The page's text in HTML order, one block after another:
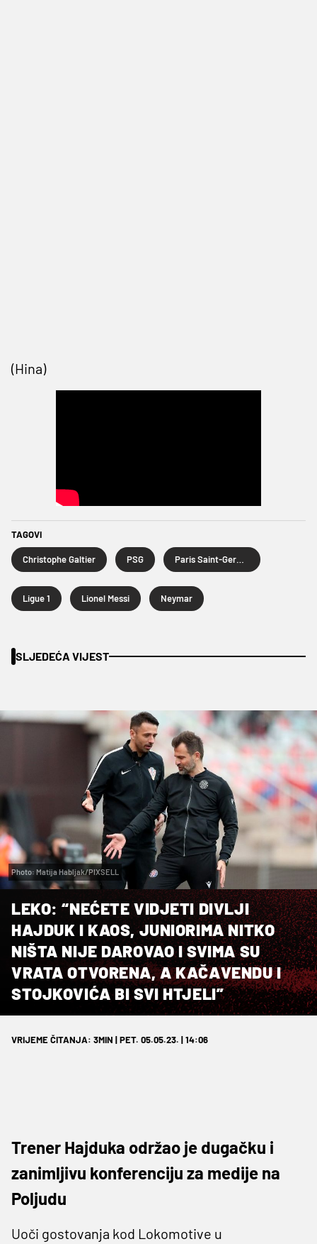
(Hina)
TAGOVI
Christophe Galtier PSG
Ligue 1 Lionel Messi Neymar
SLJEDEĆA VIJEST
Photo: Matija Habljak/PIXSELL
LEKO: “NEĆETE VIDJETI DIVLJI
HAJDUK I KAOS, JUNIORIMA NITKO
NIŠTA NIJE DAROVAO I SVIMA SU
VRATA OTVORENA, A KAČAVENDU I
STOJKOVIĆA BI SVI HTJELI”
VRIJEME ČITANJA: 3MIN | PET. 05.05.23. | 14:06
Trener Hajduka održao je dugačku i
zanimljivu konferenciju za medije na
Poljudu
Uoči gostovanja kod Lokomotive u